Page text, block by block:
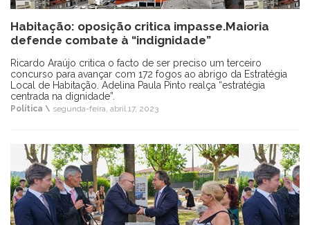
Habitação: oposição critica impasse.Maioria
defende combate à “indignidade”
Ricardo Araújo critica o facto de ser preciso um terceiro
concurso para avançar com 172 fogos ao abrigo da Estratégia
Local de Habitação. Adelina Paula Pinto realça “estratégia
centrada na dignidade”.
Política \ segunda-feira, abril 17, 2023